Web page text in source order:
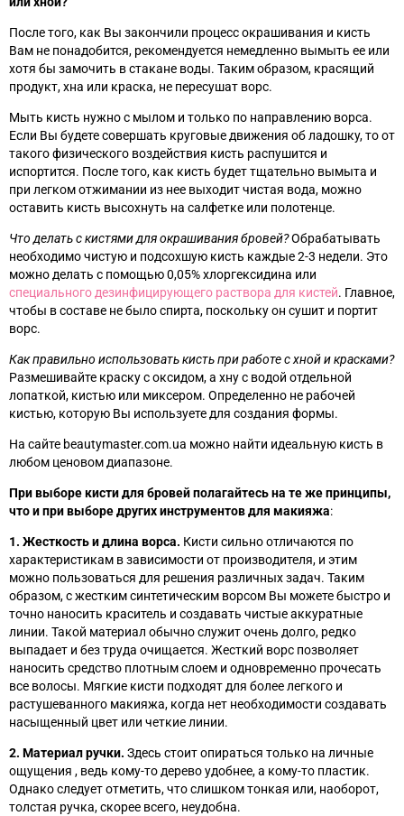
После того, как Вы закончили процесс окрашивания и кисть
Вам не понадобится, рекомендуется немедленно вымыть ее или
хотя бы замочить в стакане воды. Таким образом, красящий
продукт, хна или краска, не пересушат ворс.
Мыть кисть нужно с мылом и только по направлению ворса.
Если Вы будете совершать круговые движения об ладошку, то от
такого физического воздействия кисть распушится и
испортится. После того, как кисть будет тщательно вымыта и
при легком отжимании из нее выходит чистая вода, можно
оставить кисть высохнуть на салфетке или полотенце.
Что делать с кистями для окрашивания бровей?Обрабатывать
необходимо чистую и подсохшую кисть каждые 2-3 недели. Это
можно делать с помощью 0,05% хлоргексидина или
специального дезинфицирующего раствора для кистей. Главное,
чтобы в составе не было спирта, поскольку он сушит и портит
ворс.
Как правильно использовать кисть при работе с хной и красками?
Размешивайте краску с оксидом, а хну с водой отдельной
лопаткой, кистью или миксером. Определенно не рабочей
кистью, которую Вы используете для создания формы.
На сайте beautymaster.com.ua можно найти идеальную кисть в
любом ценовом диапазоне.
При выборе кисти для бровей полагайтесь на те же принципы,
что и при выборе других инструментов для макияжа:
1. Жесткость и длина ворса. Кисти сильно отличаются по
характеристикам в зависимости от производителя, и этим
можно пользоваться для решения различных задач. Таким
образом, с жестким синтетическим ворсом Вы можете быстро и
точно наносить краситель и создавать чистые аккуратные
линии. Такой материал обычно служит очень долго, редко
выпадает и без труда очищается. Жесткий ворс позволяет
наносить средство плотным слоем и одновременно прочесать
все волосы. Мягкие кисти подходят для более легкого и
растушеванного макияжа, когда нет необходимости создавать
насыщенный цвет или четкие линии.
2. Материал ручки. Здесь стоит опираться только на личные
ощущения , ведь кому-то дерево удобнее, а кому-то пластик.
Однако следует отметить, что слишком тонкая или, наоборот,
толстая ручка, скорее всего, неудобна.